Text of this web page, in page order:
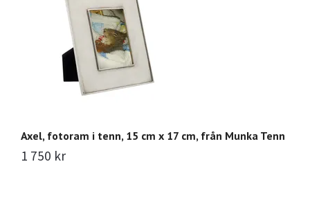
Axel, fotoram i tenn, 15 cm x 17 cm, från Munka Tenn
1 750 kr